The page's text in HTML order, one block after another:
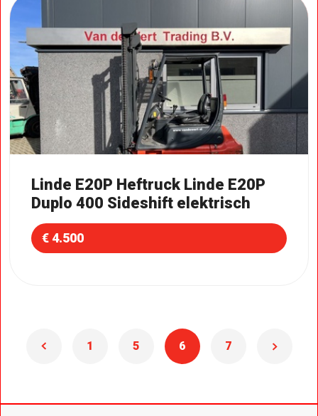
Linde E20P Heftruck Linde E20P
Duplo 400 Sideshift elektrisch
€ 4.500
1 5 6 7